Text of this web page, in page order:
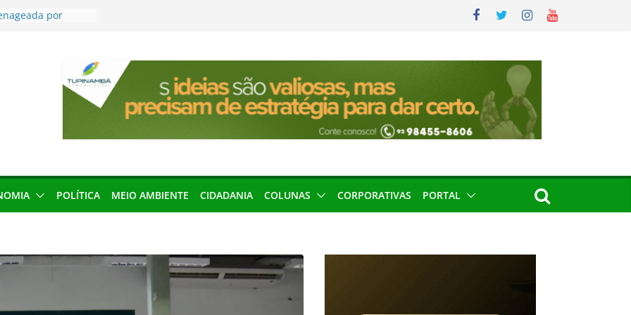
por
podem barrar
de 2026 no
Amazônia
em São
discurso de
POLÍTICA MEIO AMBIENTE CIDADANIA COLUNAS CORPORATIVAS PORTAL